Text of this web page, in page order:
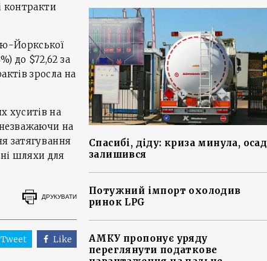
контракти
Йоркської
до $72,62 за
зросла на
хуситів на
на
затягування
шляхи для
ДРУКУВАТИ
Tweet Like
Спасибі, діду: криза минула, осад
залишився
Потужний імпорт охолодив
ринок LPG
АМКУ пропонує уряду
переглянути податкове